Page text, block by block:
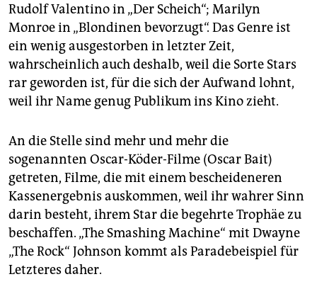
Rudolf Valentino in „Der Scheich“; Marilyn
Monroe in „Blondinen bevorzugt“. Das Genre ist
ein wenig ausgestorben in letzter Zeit,
wahrscheinlich auch deshalb, weil die Sorte Stars
rar geworden ist, für die sich der Aufwand lohnt,
weil ihr Name genug Publi­kum ins Kino zieht.
An die Stelle sind mehr und mehr die
sogenannten ­Oscar-Köder-Filme (Oscar Bait)
getreten, Filme, die mit einem bescheideneren
Kassenergebnis auskommen, weil ihr wahrer Sinn
darin besteht, ihrem Star die begehrte Trophäe zu
beschaffen. „The Smashing ­Machine“ mit Dwayne
„The Rock“ ­Johnson kommt als Parade­beispiel für
Letzteres daher.